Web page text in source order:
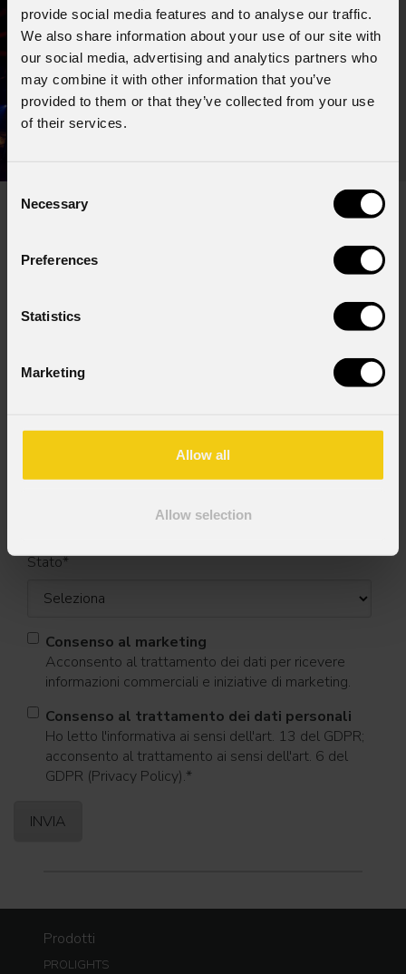
provide social media features and to analyse our traffic.
We also share information about your use of our site with
our social media, advertising and analytics partners who
may combine it with other information that you’ve
provided to them or that they’ve collected from your use
of their services.
Consent
Selection
Necessary
Preferences
Statistics
Marketing
Allow all
Allow selection
Iscriviti alla nostra
Email*
Cognome*
Stato*
Consenso al marketing
Acconsento al trattamento dei dati per ricevere
informazioni commerciali e iniziative di marketing.
Consenso al trattamento dei dati personali
Ho letto l'informativa ai sensi dell'art. 13 del GDPR;
acconsento al trattamento ai sensi dell'art. 6 del
GDPR (Privacy Policy).*
Prodotti
PROLIGHTS